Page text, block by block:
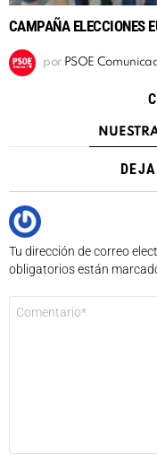
CAMPAÑA ELECCIONES
por PSOE
Tu dirección de correo
obligatorios están